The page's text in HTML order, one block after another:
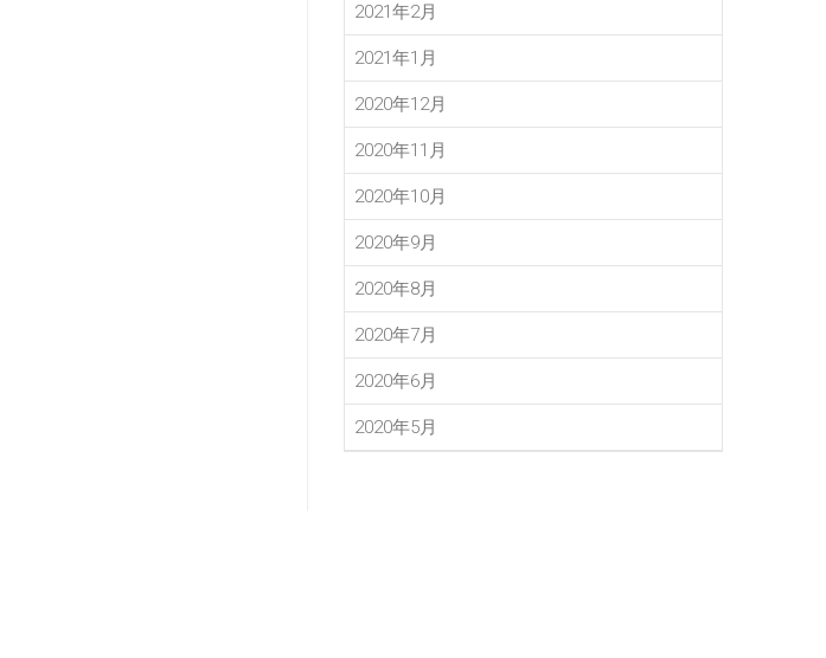
2021年2月
2021年1月
2020年12月
2020年11月
2020年10月
2020年9月
2020年8月
2020年7月
2020年6月
2020年5月